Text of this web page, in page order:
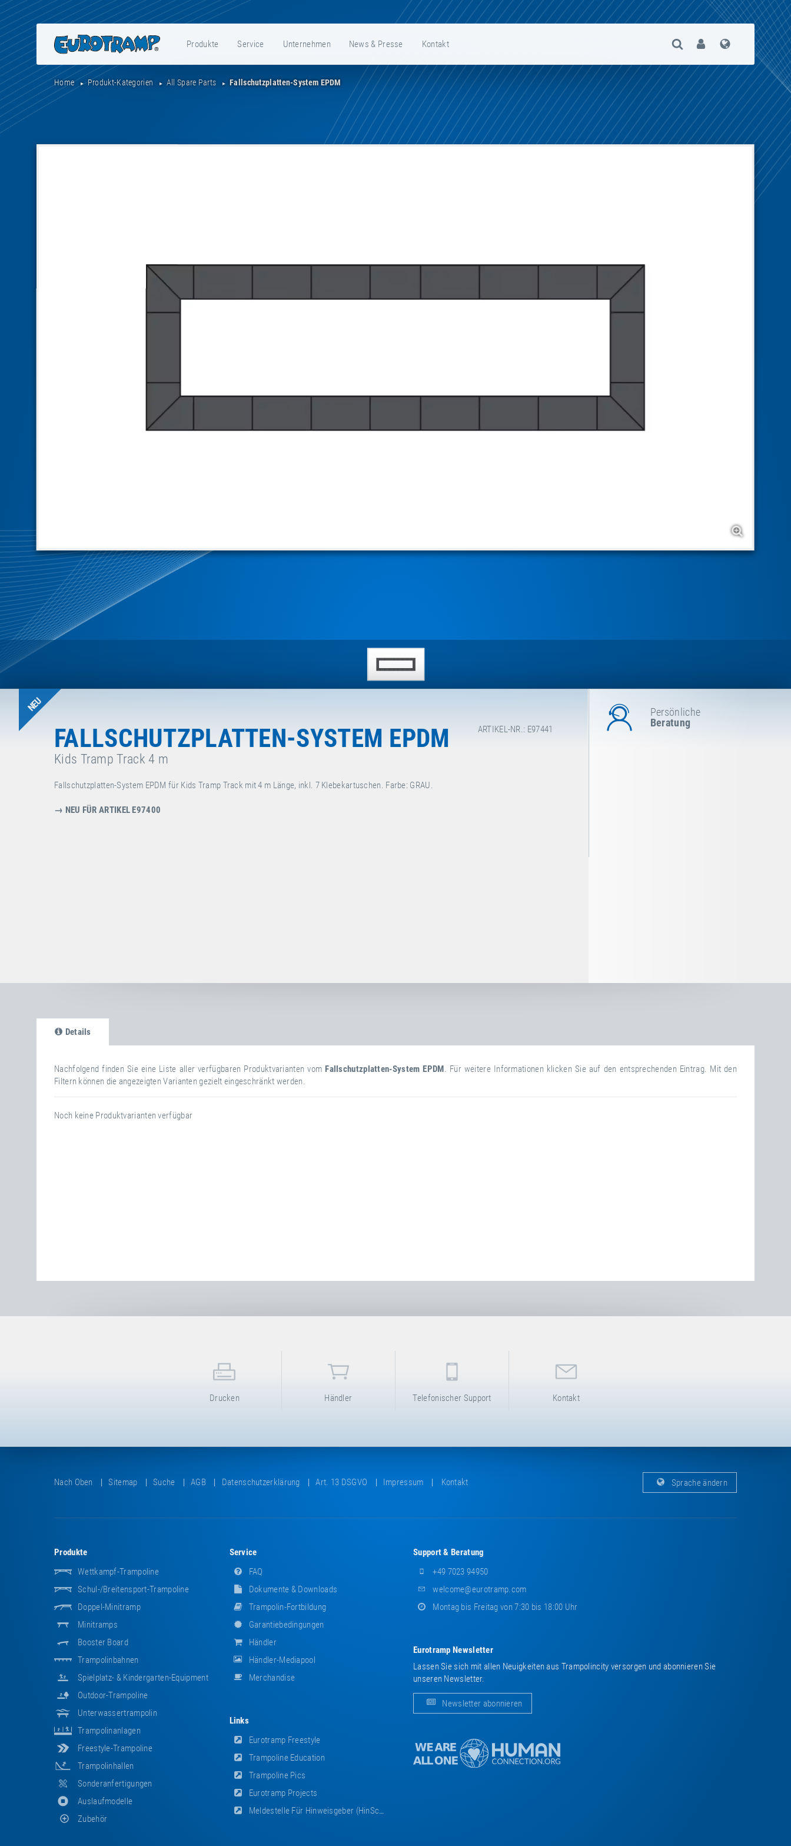
Produkte Service Unternehmen News & Presse Kontakt Suche Öffnen
User Sprache
Home Produkt-Kategorien All Spare Parts Fallschutzplatten-System EPDM
NEU
ARTIKEL-NR.: E97441
FALLSCHUTZPLATTEN-SYSTEM EPDM
Kids Tramp Track 4 m
Fallschutzplatten-System EPDM für Kids Tramp Track mit 4 m Länge, inkl. 7 Klebekartuschen. Farbe: GRAU.
→ NEU FÜR ARTIKEL E97400
Persönliche
Beratung
Details
Nachfolgend finden Sie eine Liste aller verfügbaren Produktvarianten vom Fallschutzplatten-System EPDM. Für weitere Informationen klicken Sie auf den entsprechenden Eintrag. Mit den
Filtern können die angezeigten Varianten gezielt eingeschränkt werden.
Noch keine Produktvarianten verfügbar
Drucken Händler Telefonischer Support Kontakt
Nach Oben Sitemap Suche AGB Datenschutzerklärung Art. 13 DSGVO Impressum Kontakt Sprache ändern
Produkte
Wettkampf-Trampoline
Schul-/Breitensport-Trampoline
Doppel-Minitramp
Minitramps
Booster Board
Trampolinbahnen
Spielplatz- & Kindergarten-Equipment
Outdoor-Trampoline
Unterwassertrampolin
Trampolinanlagen
Freestyle-Trampoline
Trampolinhallen
Sonderanfertigungen
Auslaufmodelle
Zubehör
Service
FAQ
Dokumente & Downloads
Trampolin-Fortbildung
Garantiebedingungen
Händler
Händler-Mediapool
Merchandise
Links
Eurotramp Freestyle
Trampoline Education
Trampoline Pics
Eurotramp Projects
Meldestelle Für Hinweisgeber (HinSchG)
Support & Beratung
+49 7023 94950
welcome@eurotramp.com
Montag bis Freitag von 7:30 bis 18:00 Uhr
Eurotramp Newsletter
Lassen Sie sich mit allen Neuigkeiten aus Trampolincity versorgen und abonnieren Sie
unseren Newsletter.
Newsletter abonnieren